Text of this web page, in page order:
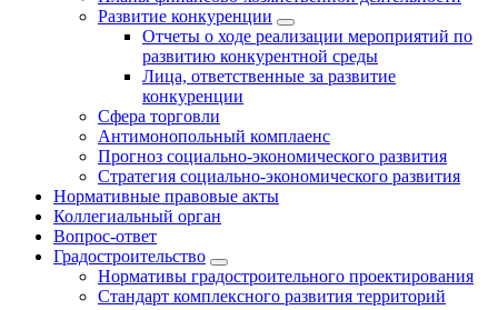
Развитие конкуренции
Отчеты о ходе реализации мероприятий по
развитию конкурентной среды
Лица, ответственные за развитие
конкуренции
Сфера торговли
Антимонопольный комплаенс
Прогноз социально-экономического развития
Стратегия социально-экономического развития
Нормативные правовые акты
Коллегиальный орган
Вопрос-ответ
Градостроительство
Нормативы градостроительного проектирования
Стандарт комплексного развития территорий